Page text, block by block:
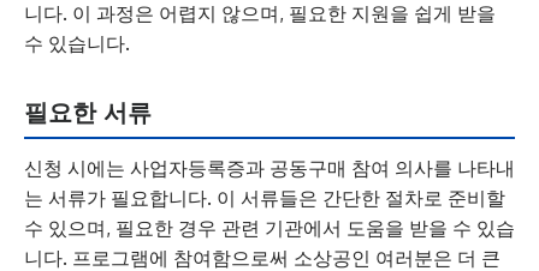
니다. 이 과정은 어렵지 않으며, 필요한 지원을 쉽게 받을
수 있습니다.
필요한 서류
신청 시에는 사업자등록증과 공동구매 참여 의사를 나타내
는 서류가 필요합니다. 이 서류들은 간단한 절차로 준비할
수 있으며, 필요한 경우 관련 기관에서 도움을 받을 수 있습
니다. 프로그램에 참여함으로써 소상공인 여러분은 더 큰